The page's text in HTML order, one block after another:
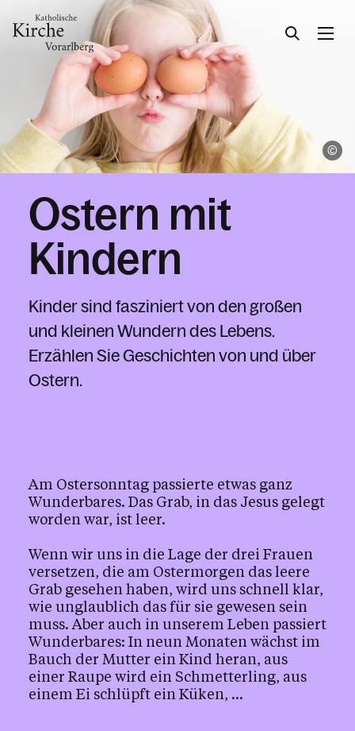
Gesellschaft & Kultur
Glaube & Feste
Das Kirchenjahr im Überblick
Kirche & Ich
Kalender
Ostern mit
Kindern
Kinder sind fasziniert von den großen
und kleinen Wundern des Lebens.
Erzählen Sie Geschichten von und über
Ostern.
Am Ostersonntag passierte etwas ganz
Wunderbares. Das Grab, in das Jesus gelegt
worden war, ist leer.
Wenn wir uns in die Lage der drei Frauen
versetzen, die am Ostermorgen das leere
Grab gesehen haben, wird uns schnell klar,
wie unglaublich das für sie gewesen sein
muss. Aber auch in unserem Leben passiert
Wunderbares: In neun Monaten wächst im
Bauch der Mutter ein Kind heran, aus
einer Raupe wird ein Schmetterling, aus
einem Ei schlüpft ein Küken, ...